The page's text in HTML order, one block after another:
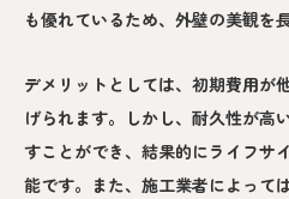
も優れているため、外壁の美観を
デメリットとしては、初期費用が
げられます。しかし、耐久性が高
すことができ、結果的にライフサ
能です。また、施工業者によって